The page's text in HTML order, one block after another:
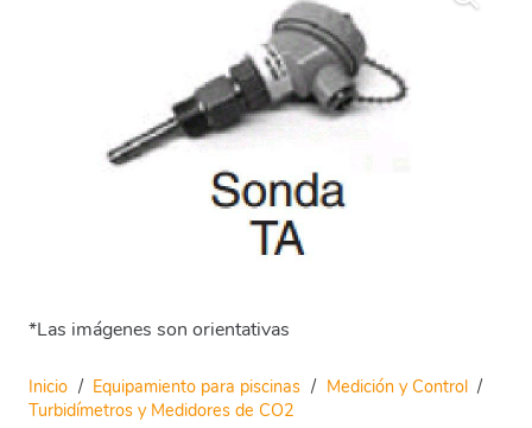
*Las imágenes son orientativas
Inicio / Equipamiento para piscinas / Medición y Control /
Turbidímetros y Medidores de CO2